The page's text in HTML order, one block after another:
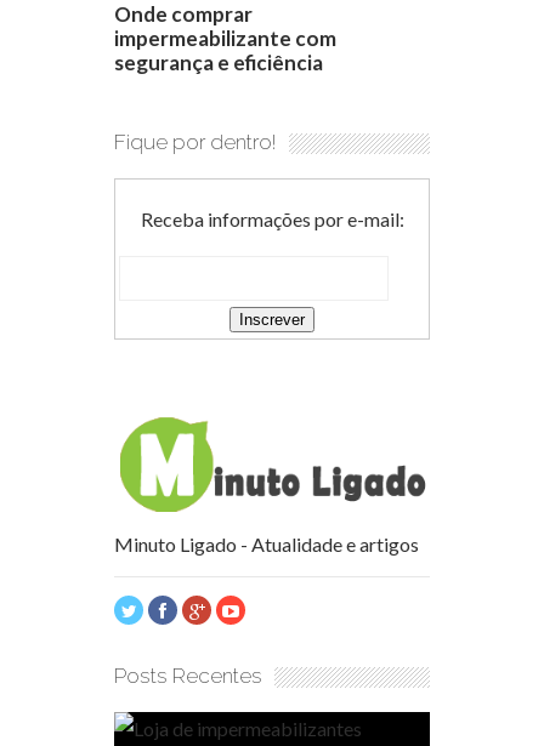
Onde comprar
impermeabilizante com
segurança e eficiência
Fique por dentro!
Receba informações por e-mail:
Minuto Ligado - Atualidade e artigos
Posts Recentes